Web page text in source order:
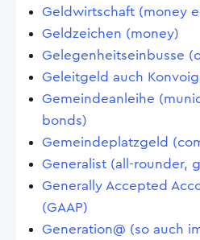
Geldwirtschaft (money
Geldzeichen (money)
Gelegenheitseinbusse
Geleitgeld auch
Gemeindeanleihe
bonds)
Gemeindeplatzgeld
Generalist (all-rounder,
Generally Accepted
(GAAP)
Generation@ (so auch